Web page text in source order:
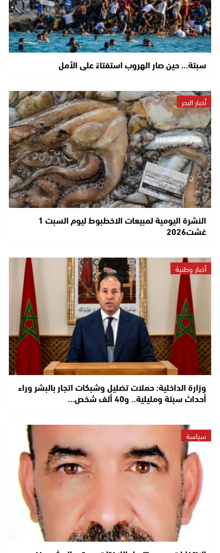
سبتة… حين صار الهروب استفتاءً على الأمل
أخبار البحر
النشرة اليومية لمبيعات الاخطبوط ليوم السبت 1
غشت2026
أخبار وطنية
وزارة الداخلية: حملات تضليل وشبكات اتجار بالبشر وراء
أحداث سبتة ومليلية.. و40 ألف شخص…
سياسة